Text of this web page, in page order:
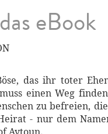
eBook
das ihr toter
einen Weg
zu befreien,
- nur dem